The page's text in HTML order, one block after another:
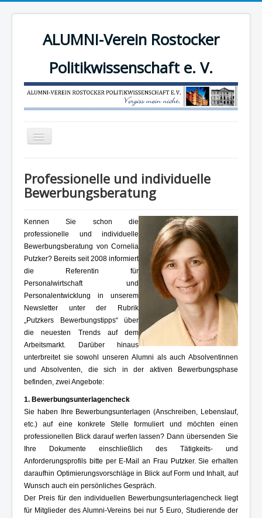
ALUMNI-Verein Rostocker
Politikwissenschaft e. V.
Navigation
Der Verein
Mitgliederbereich
Mitglied werden!
Professionelle und individuelle
Bewerbungsberatung
Kennen Sie schon die
professionelle und individuelle
Bewerbungsberatung von Cornelia
Putzker? Bereits seit 2008 informiert
die Referentin für
Personalwirtschaft und
Personalentwicklung in unserem
Newsletter unter der Rubrik
„Putzkers Bewerbungstipps“ über
die neuesten Trends auf dem
Arbeitsmarkt. Darüber hinaus
unterbreitet sie sowohl unseren Alumni als auch Absolventinnen
und Absolventen, die sich in der aktiven Bewerbungsphase
befinden, zwei Angebote:
1. Bewerbungsunterlagencheck
Sie haben Ihre Bewerbungsunterlagen (Anschreiben, Lebenslauf,
etc.) auf eine konkrete Stelle formuliert und möchten einen
professionellen Blick darauf werfen lassen? Dann übersenden Sie
Ihre Dokumente einschließlich des Tätigkeits- und
Anforderungsprofils bitte per E-Mail an Frau Putzker. Sie erhalten
daraufhin Optimierungsvorschläge in Blick auf Form und Inhalt, auf
Wunsch auch ein persönliches Gespräch.
Der Preis für den individuellen Bewerbungsunterlagencheck liegt
für Mitglieder des Alumni-Vereins bei nur 5 Euro, Studierende der